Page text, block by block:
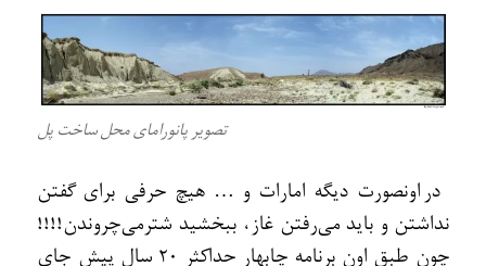
تصویر پانورامای محل ساخت پل
در اونصورت ديگه امارات و … هيچ حرفی برای گفتن
نداشتن و بايد می‌رفتن غاز، ببخشيد شترمی‌چروندن!!!!
چون طبق اون برنامه چابهار حداکثر 20 سال پيش جای